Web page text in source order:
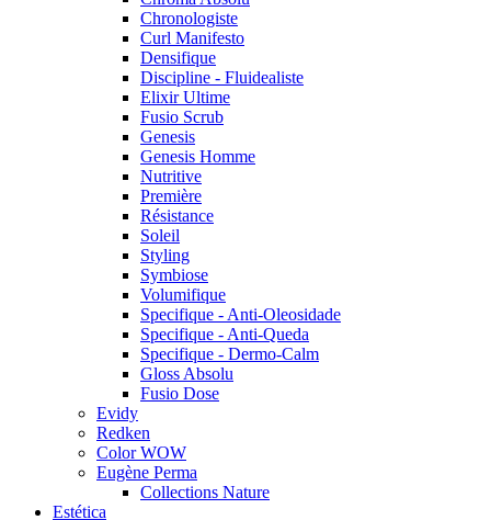
Chronologiste
Curl Manifesto
Densifique
Discipline - Fluidealiste
Elixir Ultime
Fusio Scrub
Genesis
Genesis Homme
Nutritive
Première
Résistance
Soleil
Styling
Symbiose
Volumifique
Specifique - Anti-Oleosidade
Specifique - Anti-Queda
Specifique - Dermo-Calm
Gloss Absolu
Fusio Dose
Evidy
Redken
Color WOW
Eugène Perma
Collections Nature
Estética